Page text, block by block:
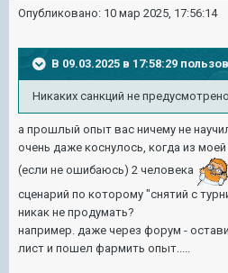
Опубликовано: 10 мар 2025, 17:56:14
В 09.03.2025 в 17:58:29
Никаких санкций не предусмотрено
а прошлый опыт вас ничему не
очень даже коснулось, когда из
(если не ошибаюсь) 2 человека
сценарий по которому "снятий с
никак не продумать?
например. даже через форум -
лист и пошел фармить опыт.....